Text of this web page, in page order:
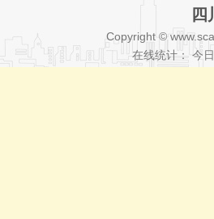
四
Copyright ©
在线统计： 今